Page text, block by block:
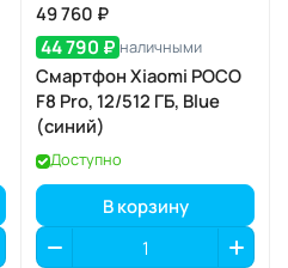
49 760 ₽
44 790 ₽ наличными
Смартфон Xiaomi POCO
F8 Pro, 12/512 ГБ, Blue
(синий)
Доступно
В корзину